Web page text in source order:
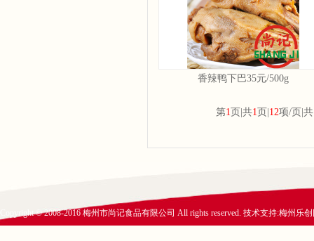
香辣鸭下巴35元/500g
第1 页|共1 页| 12项/页|共
Copyright © 2008-2016 梅州市尚记食品有限公司 All rights reserved. 技术支持:梅州乐